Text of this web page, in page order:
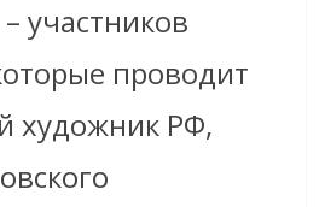
участников
проводит
художник РФ,